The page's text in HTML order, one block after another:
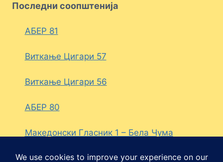
Последни соопштенија
АБЕР 81
Виткање Цигари 57
Виткање Цигари 56
АБЕР 80
Македонски Гласник 1 – Бела Чума